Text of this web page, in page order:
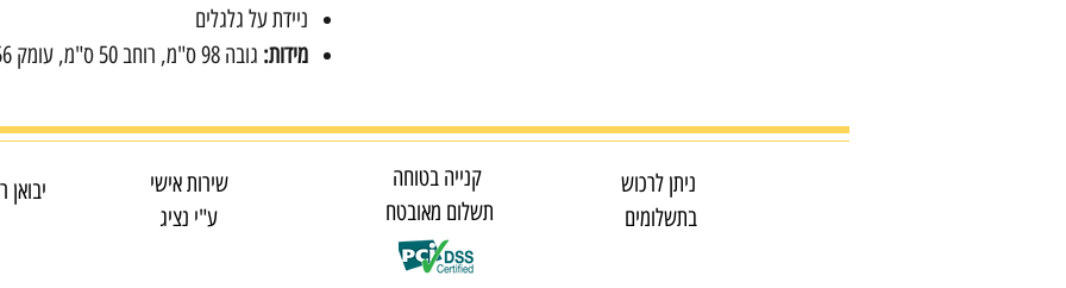
ניידת על גלגלים
מידות: גובה 98 ס"מ, רוחב 50 ס"מ, עומק 56 ס"מ
ניתן לרכוש
בתשלומים
קנייה בטוחה
תשלום מאובטח
שירות אישי
ע"י נציג
יבואן